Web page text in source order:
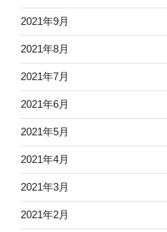
2021年9月
2021年8月
2021年7月
2021年6月
2021年5月
2021年4月
2021年3月
2021年2月